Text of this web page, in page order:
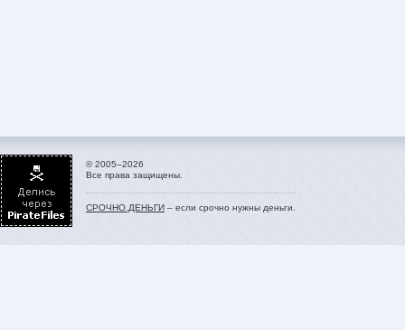
© 2005–2026
Все права защищены.
СРОЧНО.ДЕНЬГИ – если срочно нужны деньги.